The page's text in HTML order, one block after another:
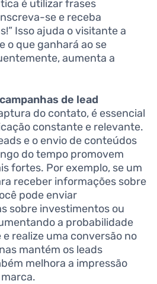
é utilizar frases
se e receba
Isso ajuda o visitante a
o que ganhará ao se
aumenta a
de lead
do contato, é essencial
constante e relevante.
e o envio de conteúdos
do tempo promovem
fortes. Por exemplo, se um
receber informações sobre
pode enviar
sobre investimentos ou
a probabilidade
e realize uma conversão no
mantém os leads
melhora a impressão